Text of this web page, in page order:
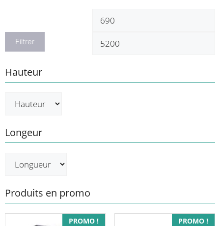
Prix
Filtrer
Hauteur
Longeur
Produits en promo
PROMO ! PROMO !